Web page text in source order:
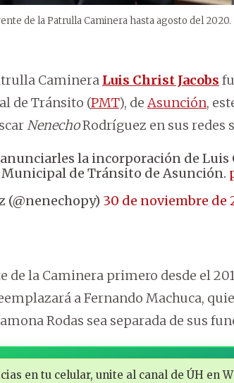
de la Patrulla Caminera hasta agosto del 2020.
Caminera Luis Christ Jacobs
de Tránsito (PMT), de Asunción,
NenechoRodríguez en sus redes
la incorporación de Luis
de Tránsito de Asunción.
(@nenechopy) 30 de noviembre de
de la Caminera primero desde el
a Fernando Machuca,
Rodas sea separada de sus
en tu celular, unite al canal de ÚH en